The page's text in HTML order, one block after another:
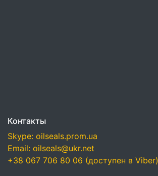
Контакты
Skype: oilseals.prom.ua
Email: oilseals@ukr.net
+38 067 706 80 06 (доступен в Viber)